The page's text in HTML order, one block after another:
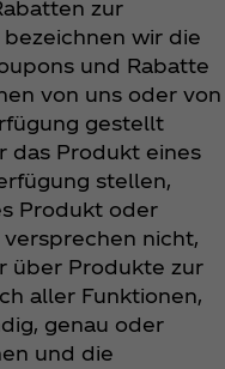
zur
wir die
und Rabatte
von uns oder von
gestellt
das Produkt eines
stellen,
Produkt oder
nicht,
über Produkte zur
aller Funktionen,
genau oder
und die